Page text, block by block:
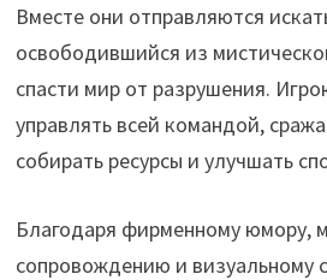
Вместе они отправляются
освободившийся из
спасти мир от разрушения.
управлять всей командой,
собирать ресурсы и улучшать
Благодаря фирменному юмору,
сопровождению и визуальному